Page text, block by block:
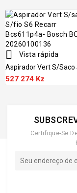

Vista rápida
Aspirador Vert S/saco
527 274 Kz
Certifique-Se